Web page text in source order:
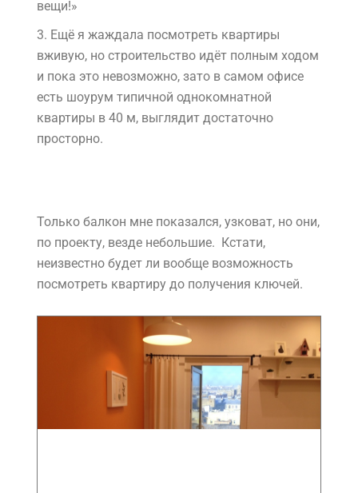
вещи!»
3. Ещё я жаждала посмотреть квартиры
вживую, но строительство идёт полным ходом
и пока это невозможно, зато в самом офисе
есть шоурум типичной однокомнатной
квартиры в 40 м, выглядит достаточно
просторно.
Только балкон мне показался, узковат, но они,
по проекту, везде небольшие. Кстати,
неизвестно будет ли вообще возможность
посмотреть квартиру до получения ключей.